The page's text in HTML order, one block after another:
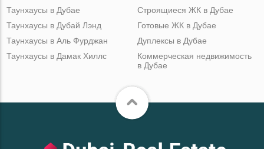
Таунхаусы в Дубае
Таунхаусы в Дубай Лэнд
Таунхаусы в Аль Фурджан
Таунхаусы в Дамак Хиллс
Строящиеся ЖК в Дубае
Готовые ЖК в Дубае
Дуплексы в Дубае
Коммерческая недвижимость
в Дубае